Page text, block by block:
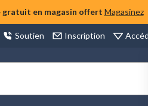
gratuit en magasin offert Magasinez
Soutien Inscription